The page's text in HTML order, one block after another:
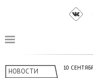
НОВОСТИ 10